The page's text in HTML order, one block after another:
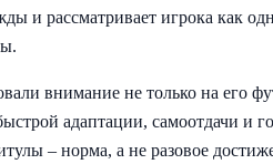
и рассматривает игрока как
внимание не только на его
адаптации, самоотдачи и
– норма, а не разовое